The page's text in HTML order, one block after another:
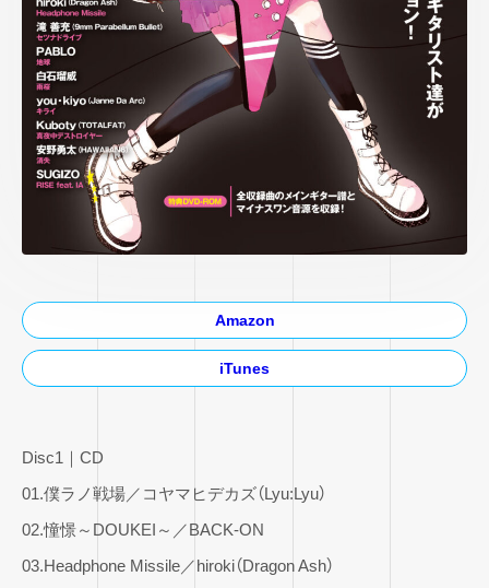
Amazon
iTunes
Disc1｜CD
01.僕ラノ戦場／コヤマヒデカズ（Lyu:Lyu）
02.憧憬～DOUKEI～／BACK-ON
03.Headphone Missile／hiroki（Dragon Ash）